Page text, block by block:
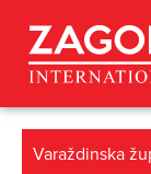
Varaždinska